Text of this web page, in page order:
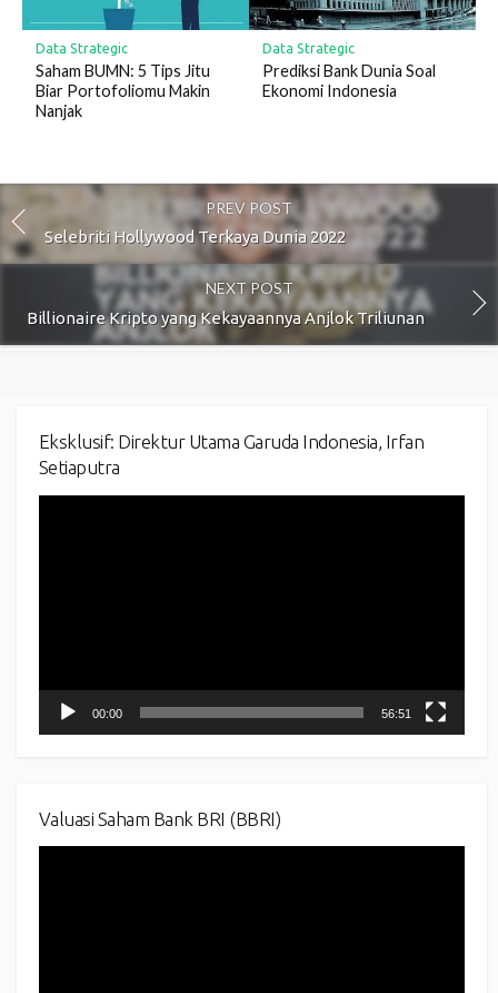
Data Strategic
Saham BUMN: 5 Tips Jitu
Biar Portofoliomu Makin
Nanjak
Data Strategic
Prediksi Bank Dunia Soal
Ekonomi Indonesia
PREV POST
Selebriti Hollywood Terkaya Dunia 2022
NEXT POST
Billionaire Kripto yang Kekayaannya Anjlok Triliunan
Eksklusif: Direktur Utama Garuda Indonesia, Irfan
Setiaputra
00:00 56:51
Valuasi Saham Bank BRI (BBRI)